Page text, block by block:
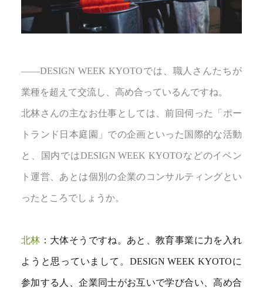
――DESIGN WEEK KYOTOでは、職人さんたちが
業種を超えて交流し、高め合っているんですね。
北林さんの主なお仕事としては、前回伺った「ポー
トランド日本庭園」での企画といった国際的な活動
と、国内ではDESIGN WEEK KYOTOなどのイベン
ト運営、あとは個別の企業のコンサルティングとい
ったところでしょうか。
北林 ：大体そうですね。あと、教育事業に力を入れ
ようと思っていまして。DESIGN WEEK KYOTOに
参加する人、企業同士がお互いで学び合い、高め合